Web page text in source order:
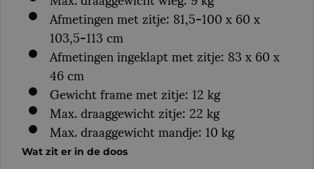
Afmetingen met zitje: 81,5-100 x 60 x
103,5-113 cm
Afmetingen ingeklapt met zitje: 83 x 60 x
46 cm
Gewicht frame met zitje: 12 kg
Max. draaggewicht zitje: 22 kg
Max. draaggewicht mandje: 10 kg
Wat zit er in de doos